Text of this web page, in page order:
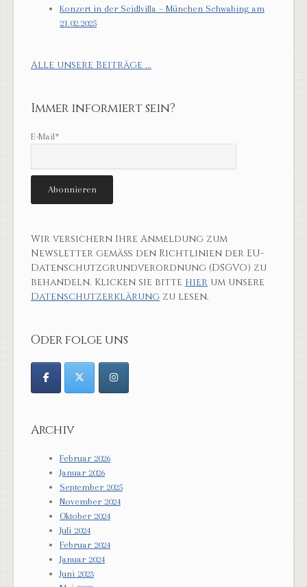
Konzert in der Seidlvilla – München Schwabing am
21.02.2025
Alle unsere Beiträge ...
Immer informiert sein?
E-Mail*
Wir versichern Ihre Anmeldung zum
Newsletter gemäß den Richtlinien der EU-
Datenschutzgrundverordnung (DSGVO) zu
behandeln. Klicken sie bitte hier um unsere
Datenschutzerklärung zu lesen.
Oder folge uns
Archiv
Februar 2026
Januar 2026
September 2025
November 2024
Oktober 2024
Juli 2024
Februar 2024
Januar 2024
Juni 2023